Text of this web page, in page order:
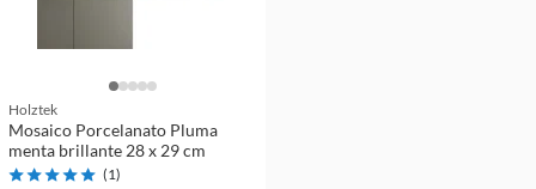
Holztek
Mosaico Porcelanato Pluma
menta brillante 28 x 29 cm
(1)